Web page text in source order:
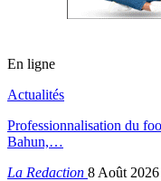
En ligne
Actualités
Professionnalisation du
Bahun,…
La Redaction 8 Août 2026